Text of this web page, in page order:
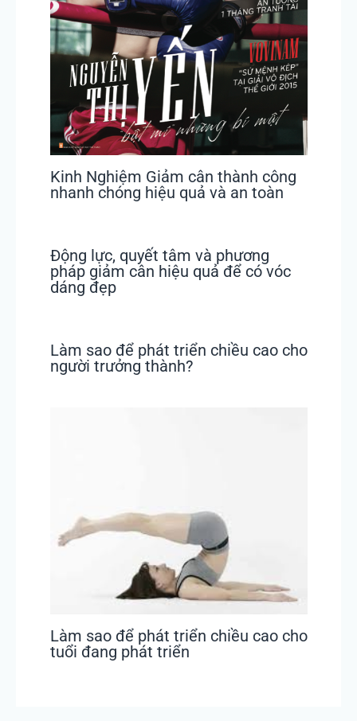
Kinh Nghiệm Giảm cân thành công
nhanh chóng hiệu quả và an toàn
Động lực, quyết tâm và phương
pháp giảm cân hiệu quả để có vóc
dáng đẹp
Làm sao để phát triển chiều cao cho
người trưởng thành?
Làm sao để phát triển chiều cao cho
tuổi đang phát triển